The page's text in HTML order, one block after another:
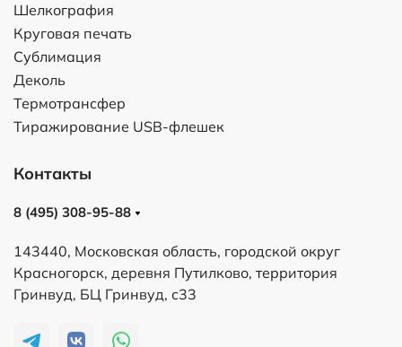
Шелкография
Круговая печать
Сублимация
Деколь
Термотрансфер
Тиражирование USB-флешек
Контакты
8 (495) 308-95-88
143440, Московская область, городской округ
Красногорск, деревня Путилково, территория
Гринвуд, БЦ Гринвуд, с33